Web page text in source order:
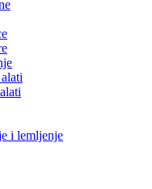
i lemljenje